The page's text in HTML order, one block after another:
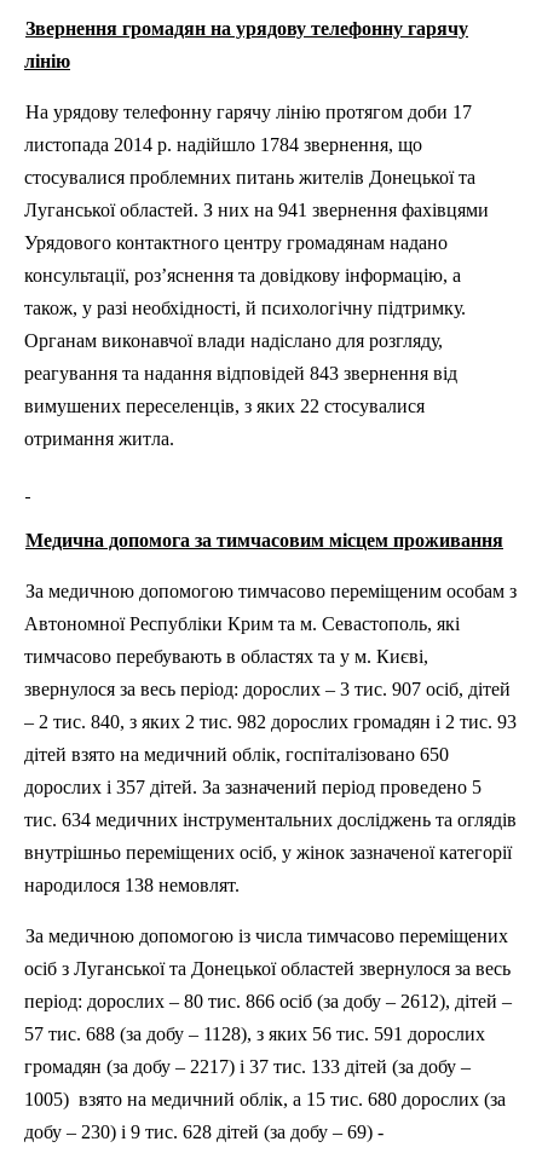
Звернення громадян на урядову телефонну гарячу
лінію
На урядову телефонну гарячу лінію протягом доби 17
листопада 2014 р. надійшло 1784 звернення, що
стосувалися проблемних питань жителів Донецької та
Луганської областей. З них на 941 звернення фахівцями
Урядового контактного центру громадянам надано
консультації, роз’яснення та довідкову інформацію, а
також, у разі необхідності, й психологічну підтримку.
Органам виконавчої влади надіслано для розгляду,
реагування та надання відповідей 843 звернення від
вимушених переселенців, з яких 22 стосувалися
отримання житла.
Медична допомога за тимчасовим місцем проживання
За медичною допомогою тимчасово переміщеним особам з
Автономної Республіки Крим та м. Севастополь, які
тимчасово перебувають в областях та у м. Києві,
звернулося за весь період: дорослих – 3 тис. 907 осіб, дітей
– 2 тис. 840, з яких 2 тис. 982 дорослих громадян і 2 тис. 93
дітей взято на медичний облік, госпіталізовано 650
дорослих і 357 дітей. За зазначений період проведено 5
тис. 634 медичних інструментальних досліджень та оглядів
внутрішньо переміщених осіб, у жінок зазначеної категорії
народилося 138 немовлят.
За медичною допомогою із числа тимчасово переміщених
осіб з Луганської та Донецької областей звернулося за весь
період: дорослих – 80 тис. 866 осіб (за добу – 2612), дітей –
57 тис. 688 (за добу – 1128), з яких 56 тис. 591 дорослих
громадян (за добу – 2217) і 37 тис. 133 дітей (за добу –
1005) взято на медичний облік, а 15 тис. 680 дорослих (за
добу – 230) і 9 тис. 628 дітей (за добу – 69) -